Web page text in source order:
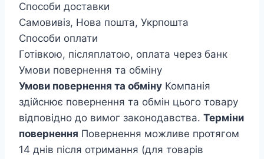
Способи доставки
Самовивіз, Нова пошта, Укрпошта
Способи оплати
Готівкою, післяплатою, оплата через банк
Умови повернення та обміну
Умови повернення та обміну Компанія
здійснює повернення та обмін цього товару
відповідно до вимог законодавства. Терміни
повернення Повернення можливе протягом
14 днів після отримання (для товарів